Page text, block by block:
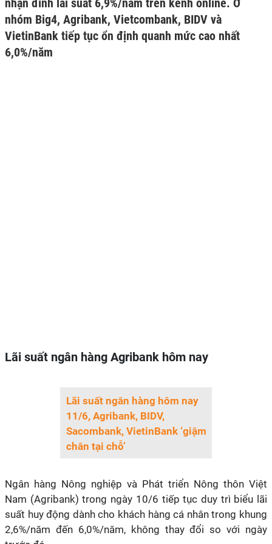
nhận đỉnh lãi suất 6,9%/năm trên kênh online. Ở
nhóm Big4, Agribank, Vietcombank, BIDV và
VietinBank tiếp tục ổn định quanh mức cao nhất
6,0%/năm
Lãi suất ngân hàng Agribank hôm nay
Lãi suất ngân hàng hôm nay
11/6, Agribank, BIDV,
Sacombank, VietinBank ‘giậm
chân tại chỗ’
Ngân hàng Nông nghiệp và Phát triển Nông thôn Việt
Nam (Agribank) trong ngày 10/6 tiếp tục duy trì biểu lãi
suất huy động dành cho khách hàng cá nhân trong khung
2,6%/năm đến 6,0%/năm, không thay đổi so với ngày